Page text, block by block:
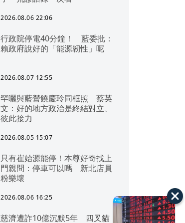
2026.08.06 22:06
行政院停電40分鐘！ 藍委批：
賴政府說好的「能源韌性」呢
2026.08.07 12:55
罕曬與藍營饒慶玲同框照 蔡英
文：好的地方政治是終結對立、
彼此接力
2026.08.05 15:07
只有崔始源能停！本尊好奇找上
門親問：停車可以嗎 新北店員
粉樂壞
2026.08.06 16:25
慈濟遭詐10億沉默5年 四叉貓